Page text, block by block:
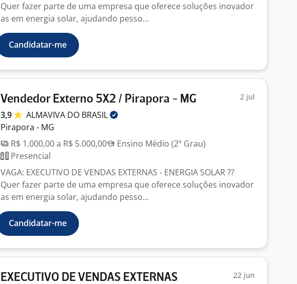
Quer fazer parte de uma empresa que oferece soluções inovador
as em energia solar, ajudando pesso...
Candidatar-me
Vendedor Externo 5X2 / Pirapora - MG 2 jul
3,9 ALMAVIVA DO BRASIL
Pirapora - MG
R$ 1.000,00 a R$ 5.000,00
Ensino Médio (2º Grau)
Presencial
VAGA: EXECUTIVO DE VENDAS EXTERNAS - ENERGIA SOLAR ??
Quer fazer parte de uma empresa que oferece soluções inovador
as em energia solar, ajudando pesso...
Candidatar-me
EXECUTIVO DE VENDAS EXTERNAS 22 jun